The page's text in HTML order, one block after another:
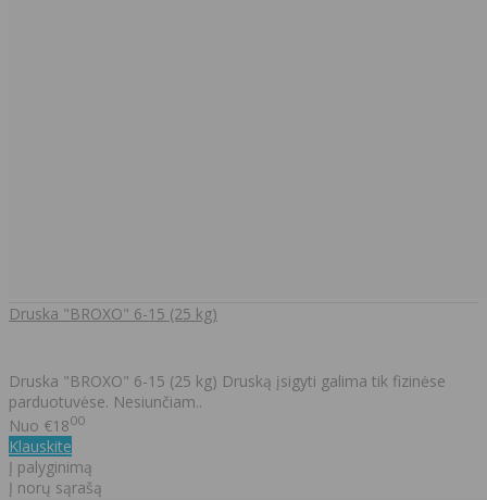
Druska "BROXO" 6-15 (25 kg)
Druska "BROXO" 6-15 (25 kg) Druską įsigyti galima tik fizinėse
parduotuvėse. Nesiunčiam..
Nuo €1800
Klauskite
Į palyginimą
Į norų sąrašą